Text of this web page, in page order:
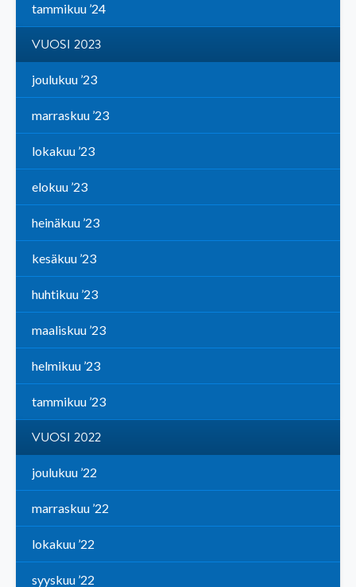
tammikuu ’24
VUOSI 2023
joulukuu ’23
marraskuu ’23
lokakuu ’23
elokuu ’23
heinäkuu ’23
kesäkuu ’23
huhtikuu ’23
maaliskuu ’23
helmikuu ’23
tammikuu ’23
VUOSI 2022
joulukuu ’22
marraskuu ’22
lokakuu ’22
syyskuu ’22